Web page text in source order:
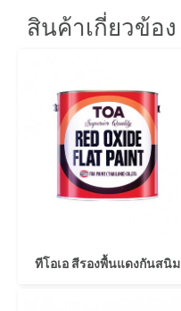
สินค้าเกี่ยวข้อง
ทีโอเอ สีรองพื้นแดงกันสนิม